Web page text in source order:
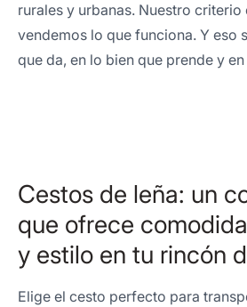
rurales y urbanas. Nuestro criterio
vendemos lo que funciona. Y eso
que da, en lo bien que prende y
Cestos de leña: un
que ofrece
y estilo en tu rincón
Elige el cesto perfecto para